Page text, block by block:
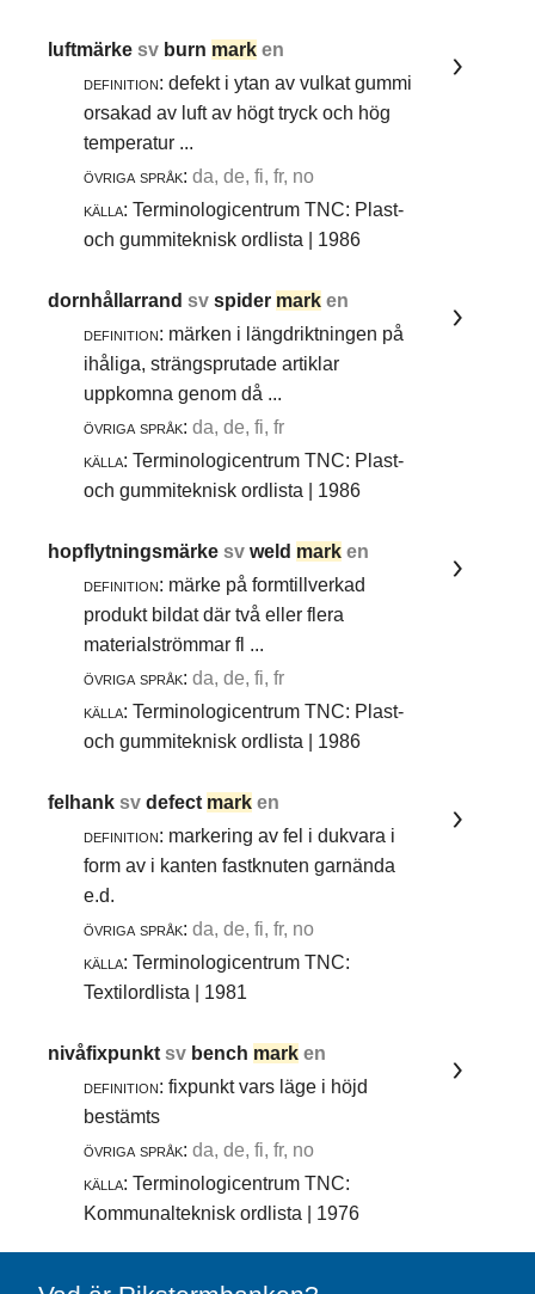
luftmärkesv burn mark en
definition: defekt i ytan av vulkat gummi
orsakad av luft av högt tryck och hög
temperatur ...
övriga språk: da, de, fi, fr, no
källa: Terminologicentrum TNC: Plast-
och gummiteknisk ordlista | 1986
dornhållarrandsvspider mark en
definition: märken i längdriktningen på
ihåliga, strängsprutade artiklar
uppkomna genom då ...
övriga språk: da, de, fi, fr
källa: Terminologicentrum TNC: Plast-
och gummiteknisk ordlista | 1986
hopflytningsmärkesvweld mark en
definition: märke på formtillverkad
produkt bildat där två eller flera
materialströmmar fl ...
övriga språk: da, de, fi, fr
källa: Terminologicentrum TNC: Plast-
och gummiteknisk ordlista | 1986
felhanksvdefect mark en
definition: markering av fel i dukvara i
form av i kanten fastknuten garnända
e.d.
övriga språk: da, de, fi, fr, no
källa: Terminologicentrum TNC:
Textilordlista | 1981
nivåfixpunktsv bench mark en
definition: fixpunkt vars läge i höjd
bestämts
övriga språk: da, de, fi, fr, no
källa: Terminologicentrum TNC:
Kommunalteknisk ordlista | 1976